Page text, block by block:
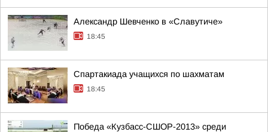
Александр Шевченко в «Славутиче»
18:45
Спартакиада учащихся по шахматам
18:45
Победа «Кузбасс-СШОР-2013» среди